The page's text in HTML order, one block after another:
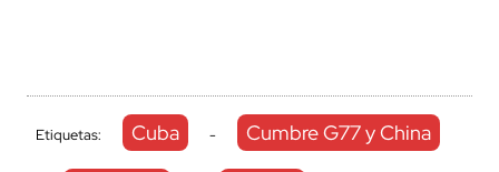
Etiquetas: Cuba - Cumbre G77 y China